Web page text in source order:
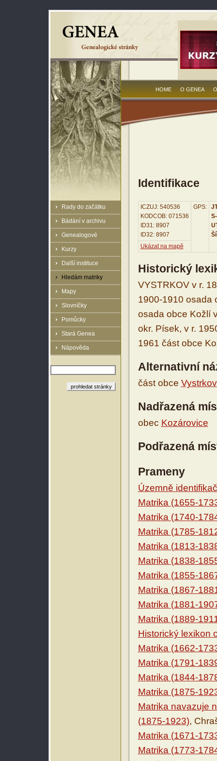
Rady do začátku
Bádání v archivu
Genealogové
Kurzy
Další instituce
Hledám matriky
Mapy
Slovníčky
Pomůcky
Stará Genea
Nápověda
HOME O GENEA
Identifikace
ICZUJ: 540536
KODCOB: 071536
ID31: 8907
ID32: 8907
GPS:
Ukázat na mapě
Historický
VYSTRKOV v r.
1900-1910 osada
osada obce Kožlí
okr. Písek, v r.
1961 část obce
Alternativní
část obce Vystrkov
Nadřazená
obec Kozárovice
Podřazená
Prameny
Územně
Matrika (1655-
Matrika (1740-
Matrika (1785-
Matrika (1813-
Matrika (1838-
Matrika (1855-
Matrika (1867-
Matrika (1881-
Matrika (1889-
Historický lexikon
Matrika (1662-
Matrika (1791-
Matrika (1844-
Matrika (1875-
Matrika navazuje
(1875-1923),
Matrika (1671-
Matrika (1773-